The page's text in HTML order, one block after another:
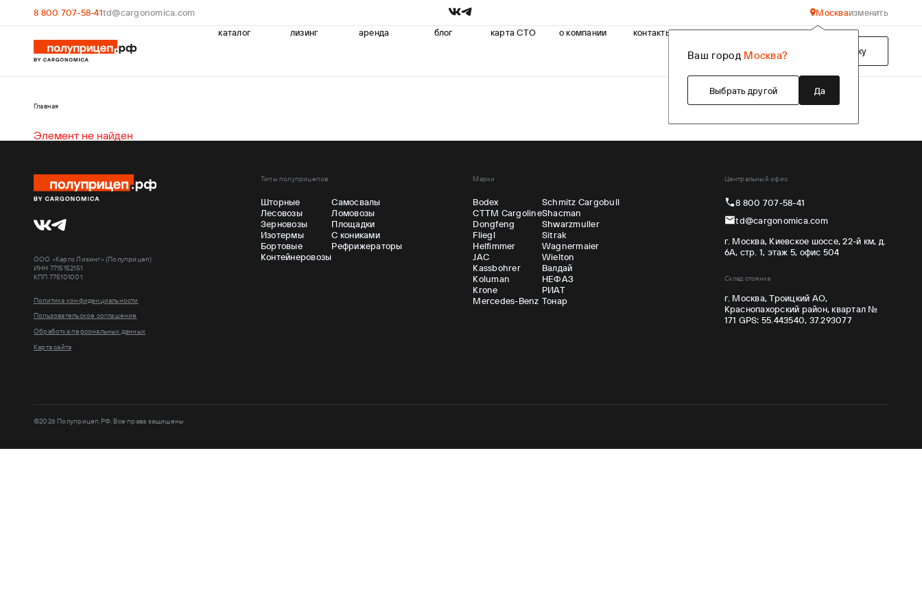
8 800 707-58-41td@cargonomica.com Москва
Ваш город Москва?
Выбрать другой Да
изменить
каталог
лизинг аренда блог карта СТО о компании
контакты
Подобрать технику
Главная
Элемент не найден
ООО «Карго Лизинг» (Полуприцеп)
ИНН 7715152151
КПП 775101001
Политика конфиденциальности
Пользовательское соглашение
Обработка персональных данных
Карта сайта
Типы полуприцепов
Шторные
Лесовозы
Зерновозы
Изотермы
Бортовые
Контейнеровозы
Самосвалы
Ломовозы
Площадки
С кониками
Рефрижераторы
Марки
Bodex
CTTM Cargoline
Dongfeng
Fliegl
Helfimmer
JAC
Kassbohrer
Koluman
Krone
Mercedes-Benz
Schmitz Cargobull
Shacman
Shwarzmuller
Sitrak
Wagnermaier
Wielton
Валдай
НЕФАЗ
РИАТ
Тонар
Центральный офис
8 800 707-58-41
td@cargonomica.com
г. Москва, Киевское шоссе, 22-й км, д.
6А, стр. 1, этаж 5, офис 504
Склад стоянка
г. Москва, Троицкий АО,
Краснопахорский район, квартал №
171 GPS: 55.443540, 37.293077
©2026 Полуприцеп.РФ. Все права защищены